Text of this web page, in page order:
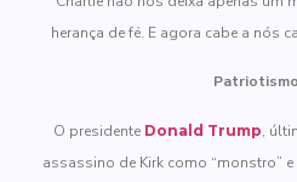
herança de fé. E agora cabe a nós
O presidente Donald Trump,
assassino de Kirk como “monstro”